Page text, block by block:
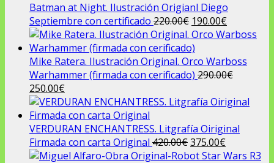
Batman at Night. Ilustración Origianl Diego
Septiembre con certificado 220.00€ El
precio
original
era:
220.00€.
190.00€
precio
es:
190.00€.
Mike Ratera. Ilustración Original. Orco Warboss
Warhammer (firmada con cerificado) 290.00€
El
precio
original
era:
290.00€.
250.00€
precio
actual
es:
250.00€.
VERDURAN ENCHANTRESS. Litgrafía Oiriginal
Firmada con carta Original 420.00€El
precio
375.00€
precio